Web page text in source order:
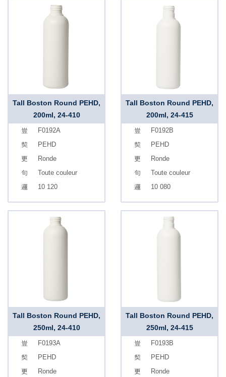
Tall Boston Round PEHD,
200ml, 24-410
F0192A
PEHD
Ronde
Toute couleur
10 120
Tall Boston Round PEHD,
200ml, 24-415
F0192B
PEHD
Ronde
Toute couleur
10 080
Tall Boston Round PEHD,
250ml, 24-410
F0193A
PEHD
Ronde
Tall Boston Round PEHD,
250ml, 24-415
F0193B
PEHD
Ronde